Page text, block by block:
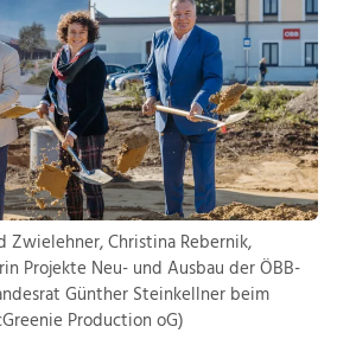
Zwielehner, Christina Rebernik,
Projekte Neu- und Ausbau der ÖBB-
Günther Steinkellner beim
Production oG)